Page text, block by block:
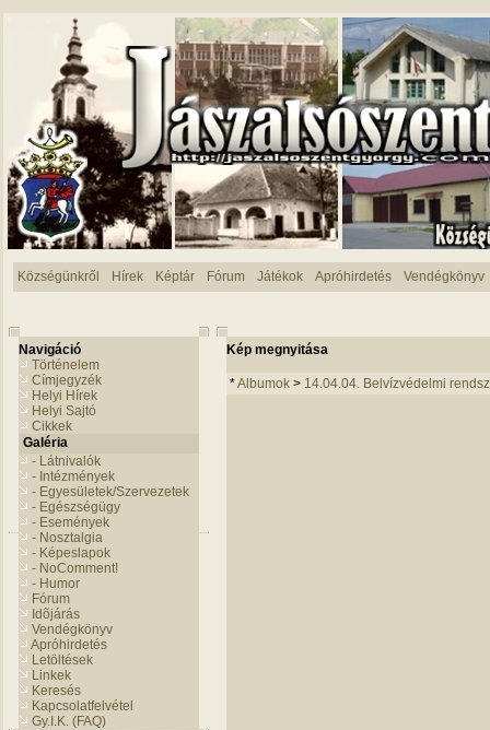
Községünkről Hírek Képtár Fórum Játékok Apróhirdetés Vendégkönyv
Navigáció
Történelem
Címjegyzék
Helyi Hírek
Helyi Sajtó
Cikkek
Galéria
- Látnivalók
- Intézmények
- Egyesületek/Szervezetek
- Egészségügy
- Események
- Nosztalgia
- Képeslapok
- NoComment!
- Humor
Fórum
Idõjárás
Vendégkönyv
Apróhirdetés
Letöltések
Linkek
Keresés
Kapcsolatfelvétel
Gy.I.K. (FAQ)
Kép megnyitása
*Albumok > 14.04.04. Belvízvédelmi